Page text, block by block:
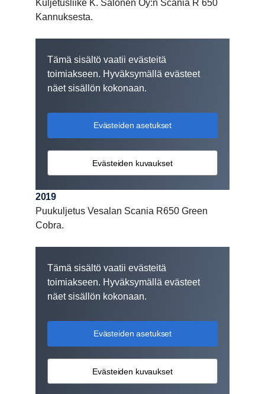
Kuljetusliike K. Salonen Oy:n Scania R 650
Kannuksesta.
Tämä sisältö vaatii evästeitä
toimiakseen. Hyväksymällä evästeet
näet sisällön kokonaan.
Evästeiden asetukset
Evästeiden kuvaukset
2019
Puukuljetus Vesalan Scania R650 Green
Cobra.
Tämä sisältö vaatii evästeitä
toimiakseen. Hyväksymällä evästeet
näet sisällön kokonaan.
Evästeiden asetukset
Evästeiden kuvaukset